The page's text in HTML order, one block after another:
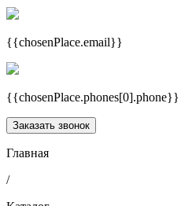
{{chosenPlace.email}}
{{chosenPlace.phones[0].phone}}
Заказать звонок
Главная
/